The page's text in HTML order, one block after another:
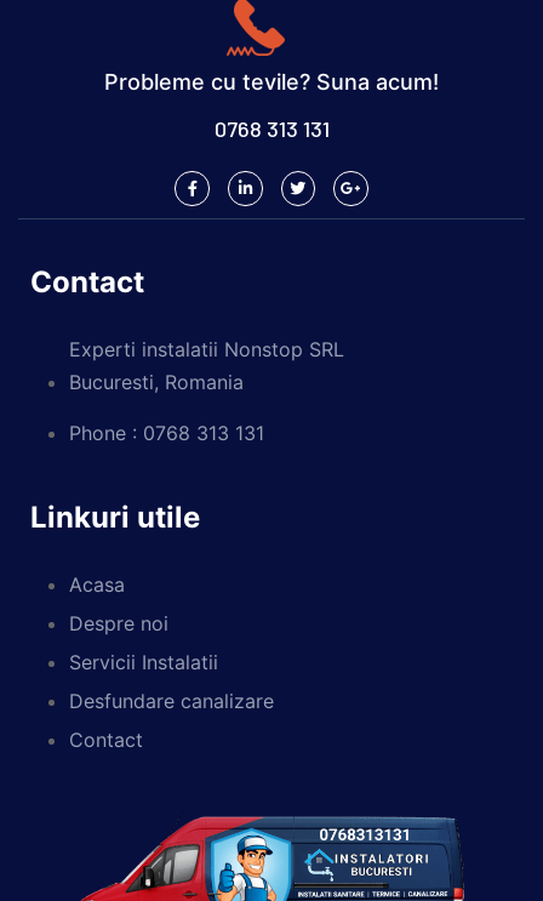
Probleme cu tevile? Suna acum!
0768 313 131
Contact
Experti instalatii Nonstop SRL
Bucuresti, Romania
Phone : 0768 313 131
Linkuri utile
Acasa
Despre noi
Servicii Instalatii
Desfundare canalizare
Contact